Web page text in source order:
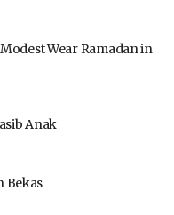
Wear Ramadan in
Anak
Bekas